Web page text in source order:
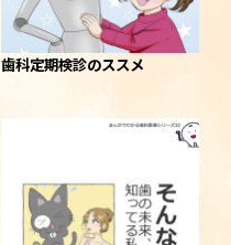
歯科定期検診のススメ